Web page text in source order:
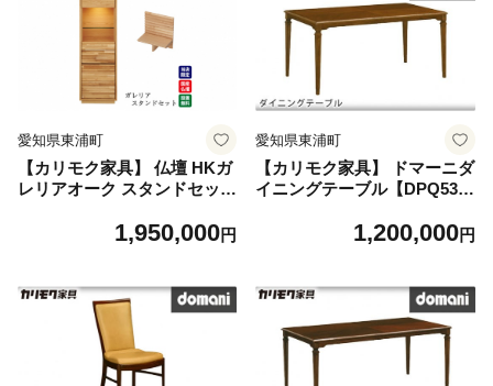
愛知県東浦町
【カリモク家具】 仏壇 HKガ
レリアオーク スタンドセット
ミニ コンパクト 国産 愛知
1,950,000円
愛知県東浦町
【カリモク家具】 ドマーニダ
イニングテーブル【DPQ530
1,200,000円